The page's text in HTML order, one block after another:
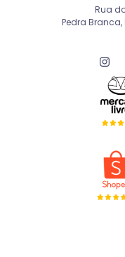
Rua
Pedra Branca,